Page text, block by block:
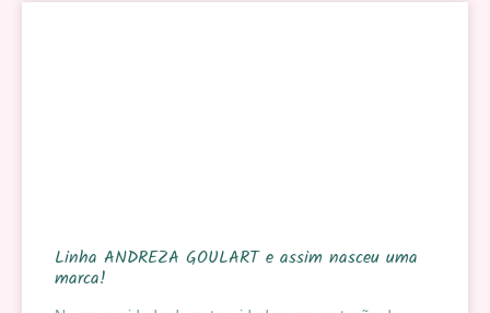
Linha ANDREZA GOULART e assim nasceu uma
marca!